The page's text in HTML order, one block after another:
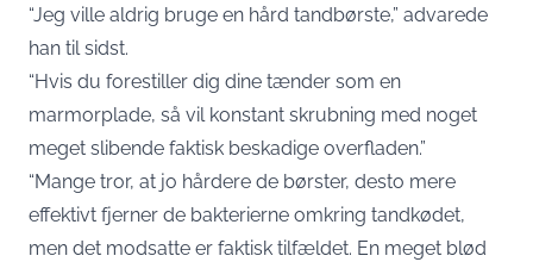
“Jeg ville aldrig bruge en hård tandbørste,” advarede
han til sidst.
“Hvis du forestiller dig dine tænder som en
marmorplade, så vil konstant skrubning med noget
meget slibende faktisk beskadige overfladen.”
“Mange tror, at jo hårdere de børster, desto mere
effektivt fjerner de bakterierne omkring tandkødet,
men det modsatte er faktisk tilfældet. En meget blød